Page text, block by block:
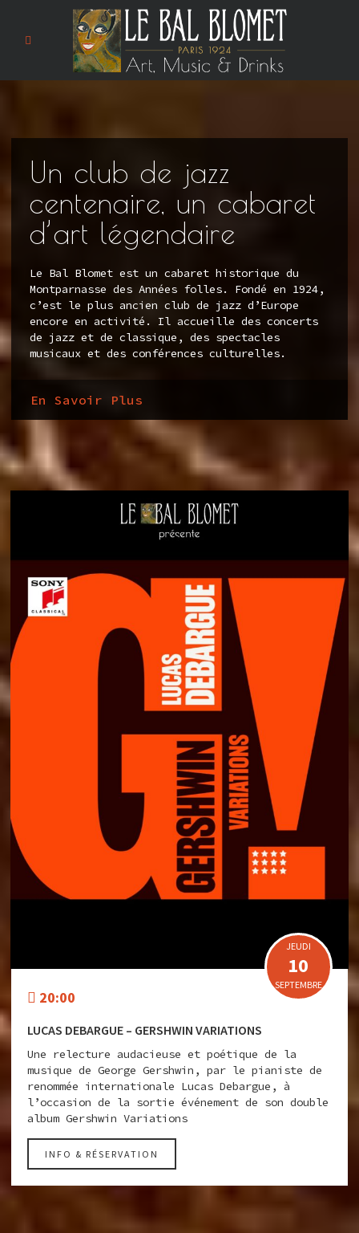
Un club de jazz
centenaire, un cabaret
d’art légendaire
Le Bal Blomet est un cabaret historique du
Montparnasse des Années folles. Fondé en 1924,
c’est le plus ancien club de jazz d’Europe
encore en activité. Il accueille des concerts
de jazz et de classique, des spectacles
musicaux et des conférences culturelles.
En Savoir Plus
JEUDI
10
SEPTEMBRE
20:00
LUCAS DEBARGUE – GERSHWIN VARIATIONS
Une relecture audacieuse et poétique de la
musique de George Gershwin, par le pianiste de
renommée internationale Lucas Debargue, à
l’occasion de la sortie événement de son double
album Gershwin Variations
INFO & RÉSERVATION